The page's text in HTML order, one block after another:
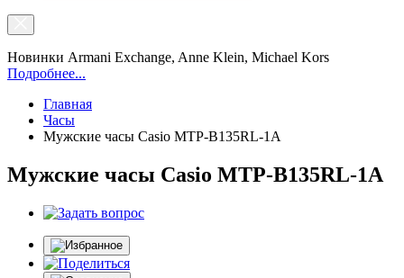
Новинки Armani Exchange, Anne Klein, Michael Kors
Подробнее...
Главная
Часы
Мужские часы Casio MTP-B135RL-1A
Мужские часы Casio MTP-B135RL-1A